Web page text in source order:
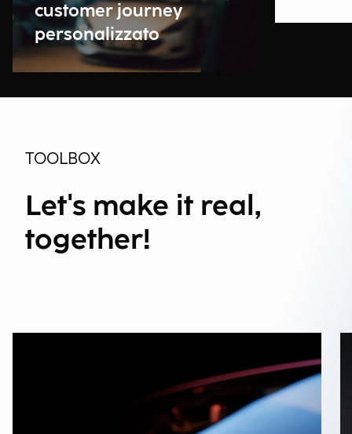
customer journey
personalizzato
TOOLBOX
Let's make it real,
together!